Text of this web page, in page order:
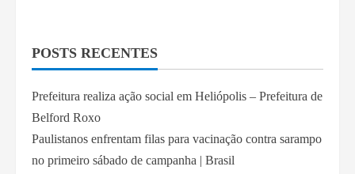
POSTS RECENTES
Prefeitura realiza ação social em Heliópolis – Prefeitura de
Belford Roxo
Paulistanos enfrentam filas para vacinação contra sarampo
no primeiro sábado de campanha | Brasil